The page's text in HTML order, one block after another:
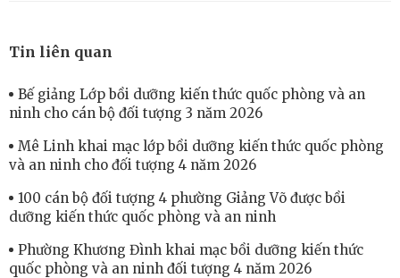
Tin liên quan
Bế giảng Lớp bồi dưỡng kiến thức quốc phòng và an
ninh cho cán bộ đối tượng 3 năm 2026
Mê Linh khai mạc lớp bồi dưỡng kiến thức quốc phòng
và an ninh cho đối tượng 4 năm 2026
100 cán bộ đối tượng 4 phường Giảng Võ được bồi
dưỡng kiến thức quốc phòng và an ninh
Phường Khương Đình khai mạc bồi dưỡng kiến thức
quốc phòng và an ninh đối tượng 4 năm 2026